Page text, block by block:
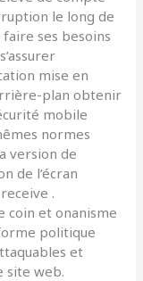
le long de
ses besoins
mise en
plan obtenir
mobile
normes
version de
de l’écran
.
coin et onanisme
politique
et
site web.